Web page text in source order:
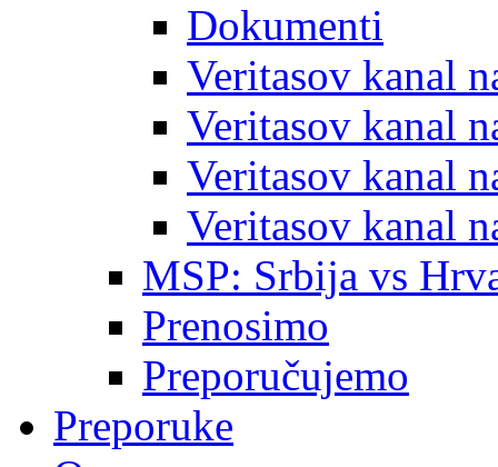
Dokumenti
Veritasov kanal
Veritasov kanal
Veritasov kanal
Veritasov kanal
MSP: Srbija vs
Prenosimo
Preporučujemo
Preporuke